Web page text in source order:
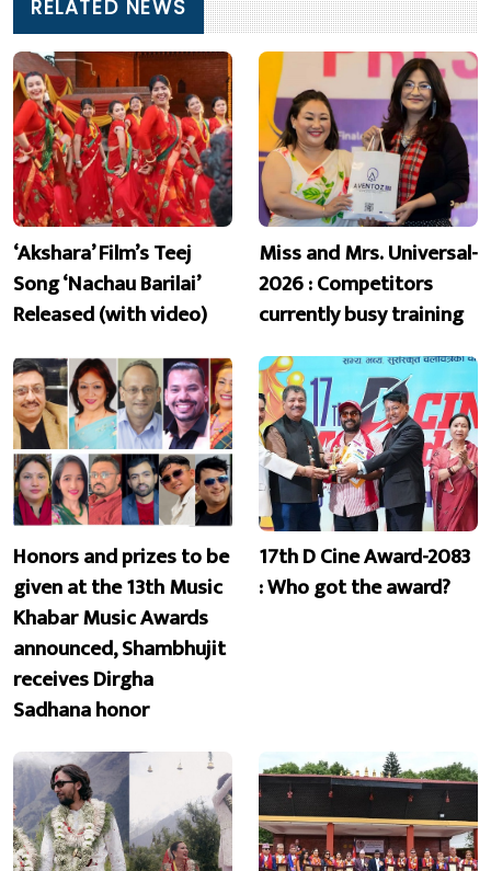
RELATED NEWS
‘Akshara’ Film’s Teej
Song ‘Nachau Barilai’
Released (with video)
Miss and Mrs. Universal-
2026 : Competitors
currently busy training
Honors and prizes to be
given at the 13th Music
Khabar Music Awards
announced, Shambhujit
receives Dirgha
Sadhana honor
17th D Cine Award-2083
: Who got the award?